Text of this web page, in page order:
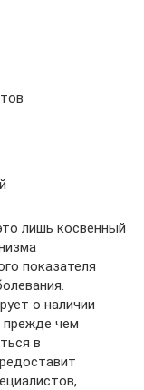
лишь косвенный
показателя
о наличии
чем
в